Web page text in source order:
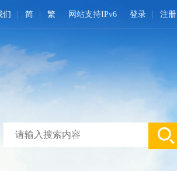
登录 注册
网站支持IPv6
们 简 繁